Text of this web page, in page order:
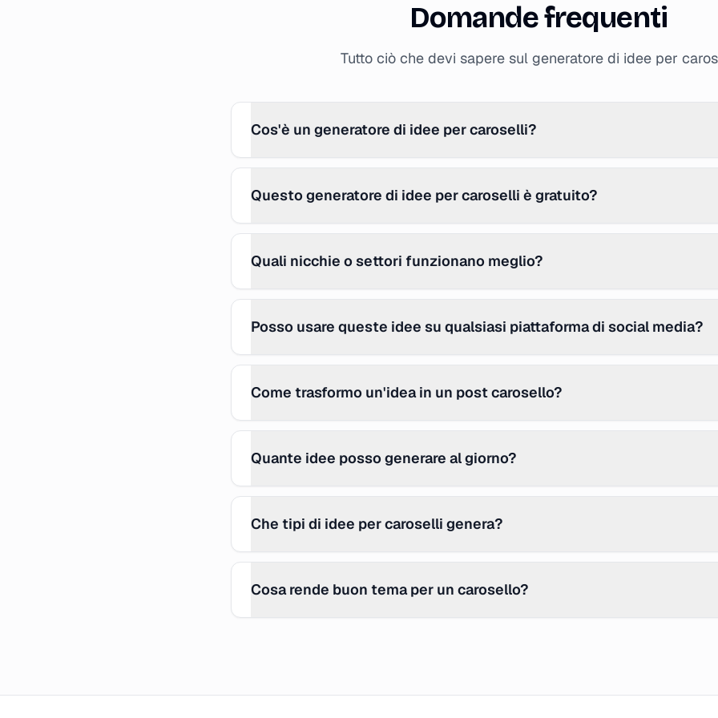
Domande frequenti
Tutto ciò che devi sapere sul generatore di idee per
Cos'è un generatore di idee per caroselli?
Questo generatore di idee per caroselli è gratuito?
Quali nicchie o settori funzionano meglio?
Posso usare queste idee su qualsiasi piattaforma di social media?
Come trasformo un'idea in un post carosello?
Quante idee posso generare al giorno?
Che tipi di idee per caroselli genera?
Cosa rende buon tema per un carosello?